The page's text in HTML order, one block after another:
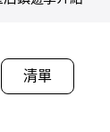
清單